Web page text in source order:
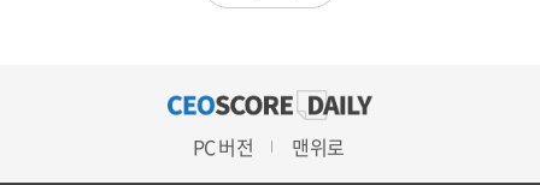
PC 버전 맨위로